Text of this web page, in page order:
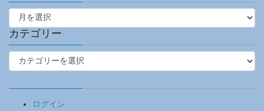
ア
カ
イ
カテゴリー
テ
ログイン